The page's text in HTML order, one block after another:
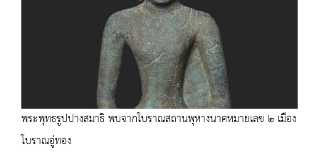
พระพุทธรูปปางสมาธิ พบจากโบราณสถานพุหางนาคหมายเลข ๒ เมือง
โบราณอู่ทอง